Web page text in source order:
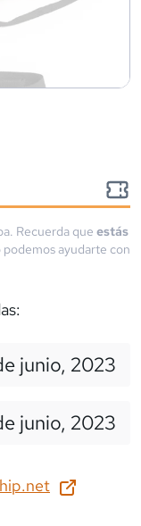
Recuerda que estás
podemos ayudarte con
junio, 2023
junio, 2023